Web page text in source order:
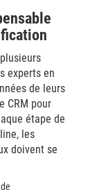
experts en
de leurs
CRM pour
étape de
les
doivent se